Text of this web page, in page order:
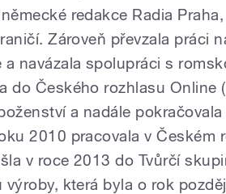
redakce Radia
Zároveň převzala práci
a navázala spolupráci s
do Českého rozhlasu Online
a nadále
2010 pracovala v Českém
v roce 2013 do Tvůrčí
výroby, která byla o rok